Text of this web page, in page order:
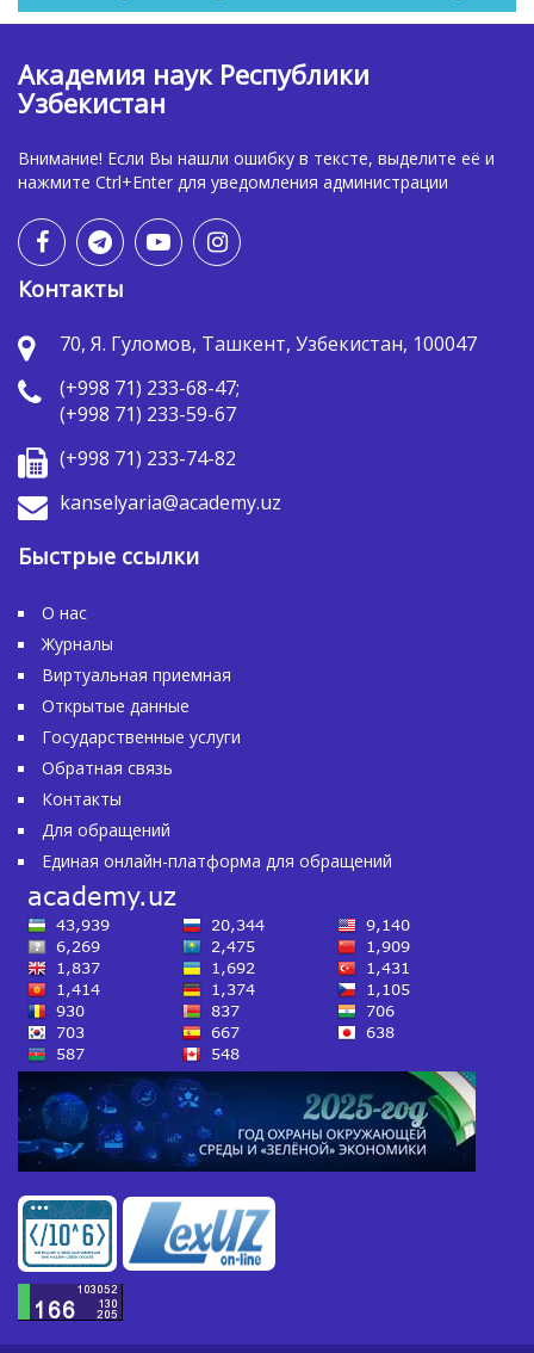
Академия наук Республики
Узбекистан
Внимание! Если Вы нашли ошибку в тексте, выделите её и
нажмите Ctrl+Enter для уведомления администрации
Контакты
70, Я. Гуломов, Ташкент, Узбекистан, 100047
(+998 71) 233-68-47;
(+998 71) 233-59-67
(+998 71) 233-74-82
kanselyaria@academy.uz
Быстрые ссылки
О нас
Журналы
Виртуальная приемная
Открытые данные
Государственные услуги
Обратная связь
Контакты
Для обращений
Единая онлайн-платформа для обращений